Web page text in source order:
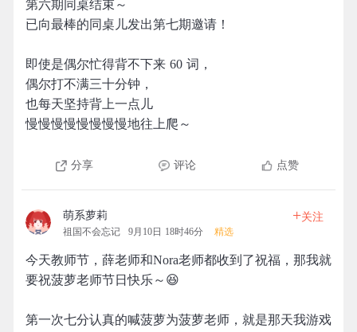
第六期同桌结束～
已向最棒的同桌儿发出第七期邀请！
即使是偶尔忙得背不下来 60 词，
偶尔打不满三十分钟，
也每天坚持背上一点儿
慢慢慢慢慢慢慢慢地往上爬～
分享 评论 点赞
萌系萝莉
祖国不会忘记 9月10日 18时46分 精选
+关注
今天教师节，薛老师和Nora老师都收到了祝福，那我就
要祝菠萝老师节日快乐～😆
第一次七分认真的喊菠萝为菠萝老师，就是那天我游戏